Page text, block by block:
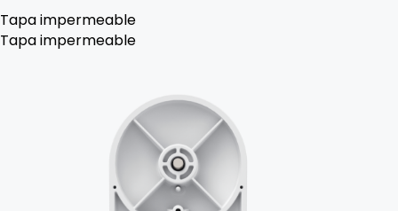
Tapa impermeable
Tapa impermeable